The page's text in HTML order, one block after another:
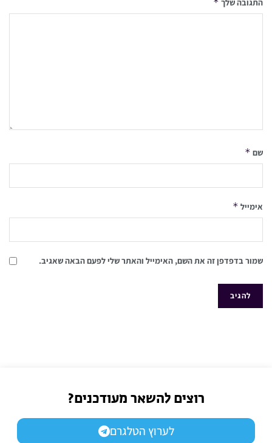
התגובה שלך *
שם *
אימייל *
שמור בדפדפן זה את השם, האימייל והאתר שלי לפעם הבאה שאגיב.
רוצים להשאר מעודכנים?
לערוץ הטלגרם